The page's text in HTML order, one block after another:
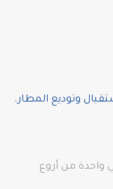
وتوديع المطار،
واحدة من أروع